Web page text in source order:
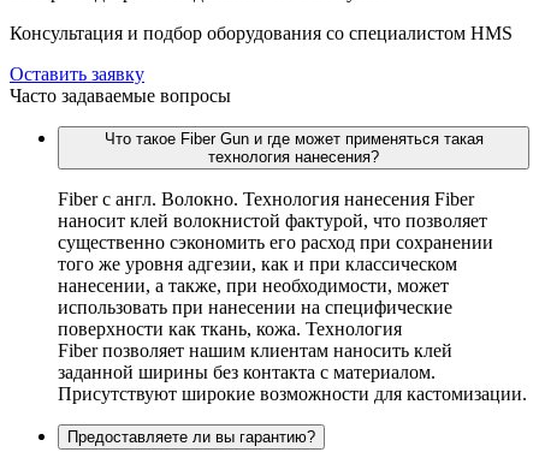
Консультация и подбор оборудования со специалистом HMS
Оставить заявку
Часто задаваемые вопросы
Что такое Fiber Gun и где может применяться такая
технология нанесения?
Fiber c англ. Волокно. Технология нанесения Fiber
наносит клей волокнистой фактурой, что позволяет
существенно сэкономить его расход при сохранении
того же уровня адгезии, как и при классическом
нанесении, а также, при необходимости, может
использовать при нанесении на специфические
поверхности как ткань, кожа. Технология
Fiber позволяет нашим клиентам наносить клей
заданной ширины без контакта с материалом.
Присутствуют широкие возможности для кастомизации.
Предоставляете ли вы гарантию?